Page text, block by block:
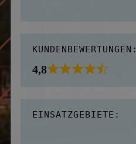
KUNDENBEWERTUNGEN:
4,8
EINSATZGEBIETE: